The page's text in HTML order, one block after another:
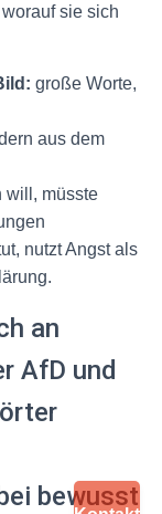
sie sich
große Worte,
aus dem
will, müsste
nutzt Angst als
an
AfD und
bewusst